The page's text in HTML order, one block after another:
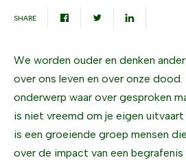
SHARE
We worden ouder en denken
over ons leven en over onze
onderwerp waar over gesproken
is niet vreemd om je eigen
is een groeiende groep mensen
over de impact van een